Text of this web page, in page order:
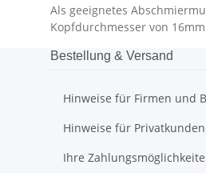
Als geeignetes
Kopfdurchmesser von
Bestellung & Versand
Hinweise für Firmen und
Hinweise für Privatkunden
Ihre